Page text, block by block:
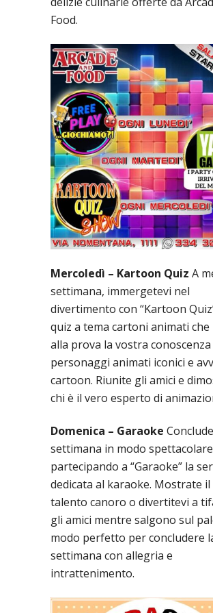
Food.
Mercoledì – Kartoon Quiz A
settimana, immergetevi nel
divertimento con “Kartoon
quiz a tema cartoni animati
alla prova la vostra conoscenza
personaggi animati iconici e
cartoon. Riunite gli amici e
chi è il vero esperto di
Domenica – Garaoke
settimana in modo spettacolare
partecipando a “Garaoke” la
dedicata al karaoke. Mostrate
talento canoro o divertitevi a
gli amici mentre salgono sul
modo perfetto per concludere
settimana con allegria e
intrattenimento.